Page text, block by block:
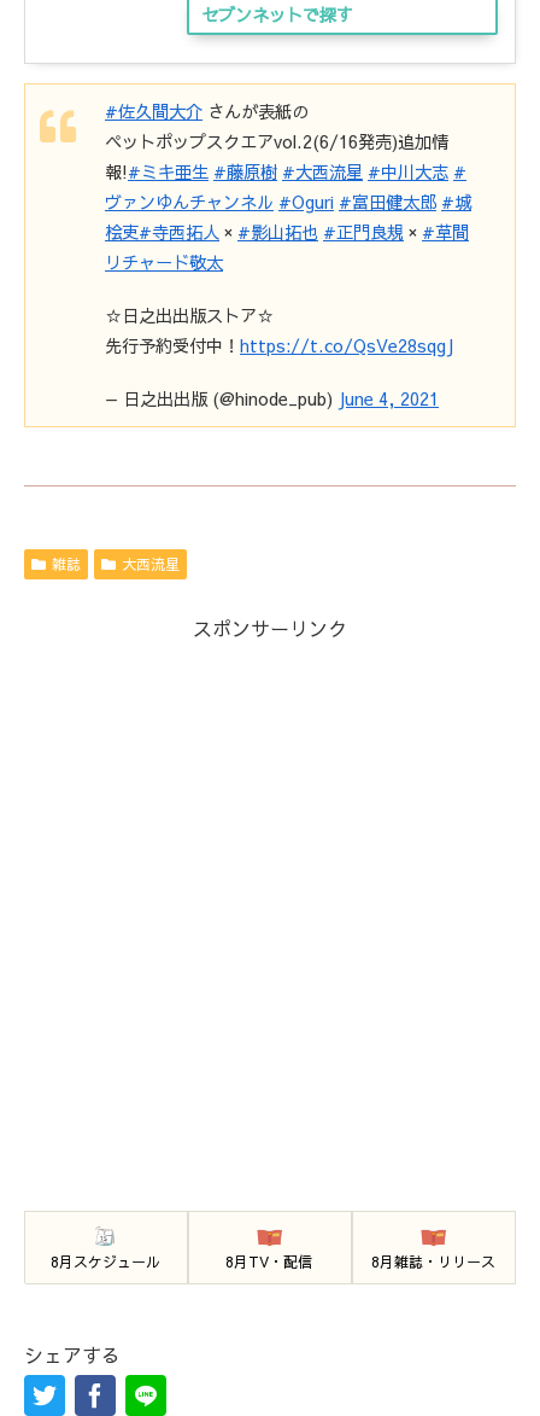
セブンネットで探す
#佐久間大介 さんが表紙の
ペットポップスクエアvol.2(6/16発売)追加情
報!#ミキ亜生 #藤原樹 #大西流星 #中川大志 #
ヴァンゆんチャンネル #Oguri #富田健太郎 #城
桧吏#寺西拓人 × #影山拓也 #正門良規 × #草間
リチャード敬太
☆日之出出版ストア☆
先行予約受付中！ https://t.co/QsVe28sqgJ
— 日之出出版 (@hinode_pub) June 4, 2021
雑誌 大西流星
スポンサーリンク
8月スケジュール 8月TV・配信 8月雑誌・リリース
シェアする